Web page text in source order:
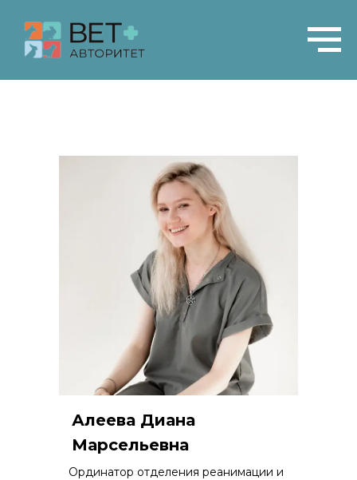
Алеева Диана
Марсельевна
Ординатор отделения реанимации и